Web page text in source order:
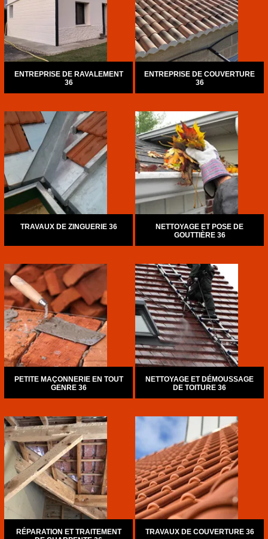
ENTREPRISE DE RAVALEMENT
36
ENTREPRISE DE COUVERTURE
36
TRAVAUX DE ZINGUERIE 36
NETTOYAGE ET POSE DE
GOUTTIÈRE 36
PETITE MAÇONNERIE EN TOUT
GENRE 36
NETTOYAGE ET DÉMOUSSAGE
DE TOITURE 36
RÉPARATION ET TRAITEMENT
TRAVAUX DE COUVERTURE 36